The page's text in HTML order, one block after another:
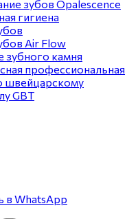
зубов Opalescence
гигиена
Air Flow
зубного камня
профессиональная
швейцарскому
GBT
в WhatsApp